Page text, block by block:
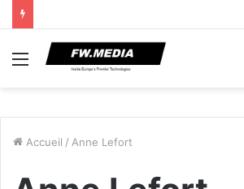
Menu
Accueil / Anne Lefort